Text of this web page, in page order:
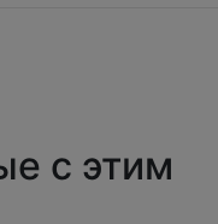
с этим